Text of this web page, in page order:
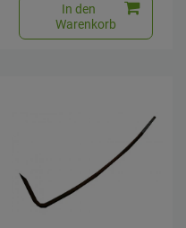
In den
Warenkorb